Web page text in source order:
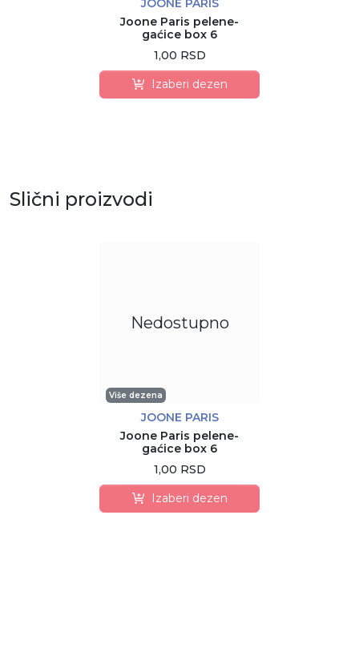
JOONE PARIS
Joone Paris pelene-
gaćice box 6
1,00 RSD
Izaberi dezen
Slični proizvodi
Nedostupno
Više dezena
JOONE PARIS
Joone Paris pelene-
gaćice box 6
1,00 RSD
Izaberi dezen